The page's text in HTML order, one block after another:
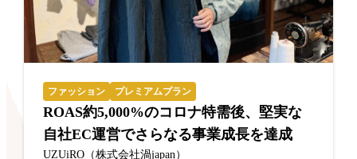
ファッション プレミアムプラン
ROAS約5,000%のコロナ特需後、堅実な
自社EC運営でさらなる事業成長を達成
UZUiRO（株式会社渦japan）